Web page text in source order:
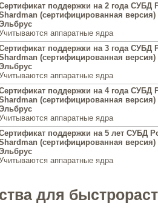
поддержки на 2 года СУБД
(сертифицированная версия)
аппаратные ядра
поддержки на 3 года СУБД
(сертифицированная версия)
аппаратные ядра
поддержки на 4 года СУБД
(сертифицированная версия)
аппаратные ядра
поддержки на 5 лет СУБД
(сертифицированная версия)
аппаратные ядра
для